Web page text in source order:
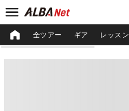
全ツアー ギア レッスン